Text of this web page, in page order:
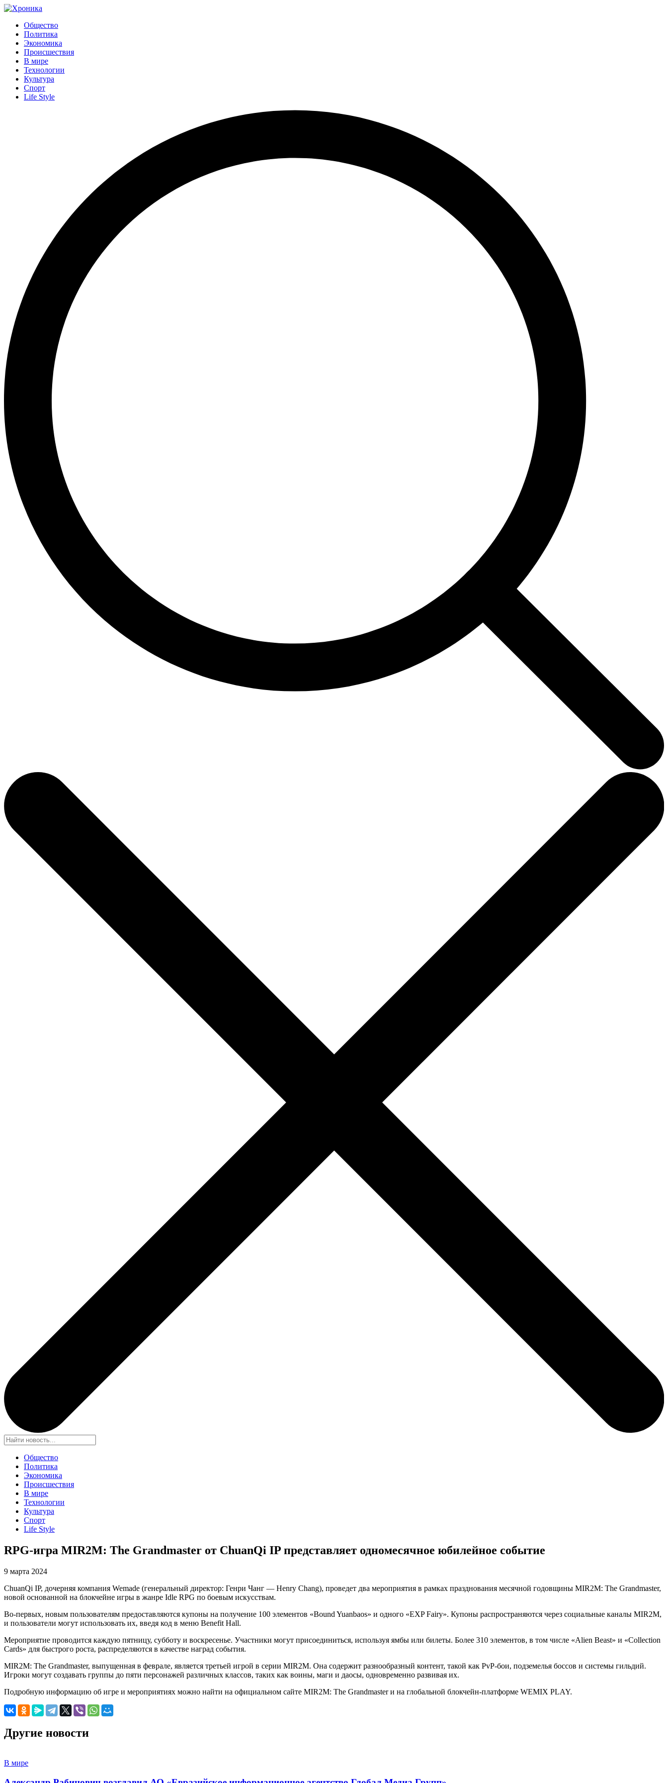
Общество
Политика
Экономика
Происшествия
В мире
Технологии
Культура
Спорт
Life Style
Общество
Политика
Экономика
Происшествия
В мире
Технологии
Культура
Спорт
Life Style
RPG-игра MIR2M: The Grandmaster от ChuanQi IP представляет одномесячное юбилейное событие
9 марта 2024
ChuanQi IP, дочерняя компания Wemade (генеральный директор: Генри Чанг — Henry Chang), проведет два мероприятия в рамках празднования месячной годовщины MIR2M: The Grandmaster,
новой основанной на блокчейне игры в жанре Idle RPG по боевым искусствам.
Во-первых, новым пользователям предоставляются купоны на получение 100 элементов «Bound Yuanbaos» и одного «EXP Fairy». Купоны распространяются через социальные каналы MIR2M,
и пользователи могут использовать их, введя код в меню Benefit Hall.
Мероприятие проводится каждую пятницу, субботу и воскресенье. Участники могут присоединиться, используя ямбы или билеты. Более 310 элементов, в том числе «Alien Beast» и «Collection
Cards» для быстрого роста, распределяются в качестве наград события.
MIR2M: The Grandmaster, выпущенная в феврале, является третьей игрой в серии MIR2M. Она содержит разнообразный контент, такой как PvP-бои, подземелья боссов и системы гильдий.
Игроки могут создавать группы до пяти персонажей различных классов, таких как воины, маги и даосы, одновременно развивая их.
Подробную информацию об игре и мероприятиях можно найти на официальном сайте MIR2M: The Grandmaster и на глобальной блокчейн-платформе WEMIX PLAY.
Другие новости
В мире